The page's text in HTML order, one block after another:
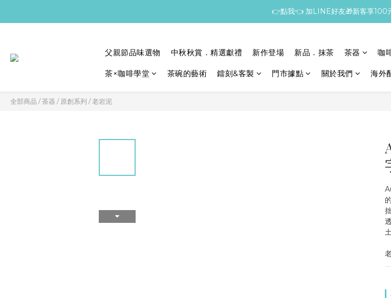
👉點我👈 加LINE好友🎁新客享100
父親節品味選物 中秋秋賞．精選獻禮 新作登場 新品．抹茶 茶器 咖
茶×咖啡學堂 茶碗的藝術 鐳刻&客製 門市據點 關於我們 海外
全部商品 /茶器 / 原創系列 /老岩泥